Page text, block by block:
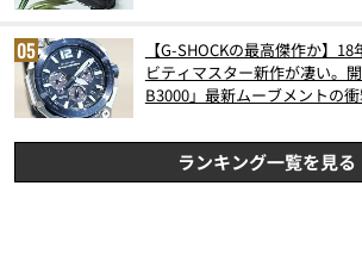
【G-SHOCKの最高傑作か】
ビティマスター新作が凄い。
B3000」最新ムーブメントの
ランキング一覧を見る